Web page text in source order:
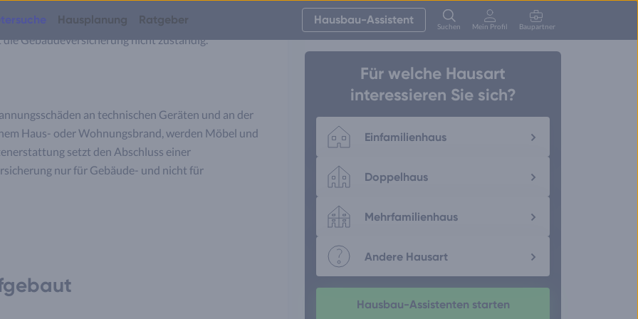
Hausplanung Ratgeber Hausbau-Assistent Suchen Mein Profil Baupartner
gelegenenCarportsübernimmt. Für alle technischen
Gebäudeversicherung nicht zuständig.
an technischen Geräten und an der
Haus- oder Wohnungsbrand, werden Möbel und
setzt den Abschluss einer
nur für Gebäude- und nicht für
Für welche Hausart
interessieren Sie sich?
Einfamilienhaus
Doppelhaus
Mehrfamilienhaus
Andere Hausart
Hausbau-Assistenten starten